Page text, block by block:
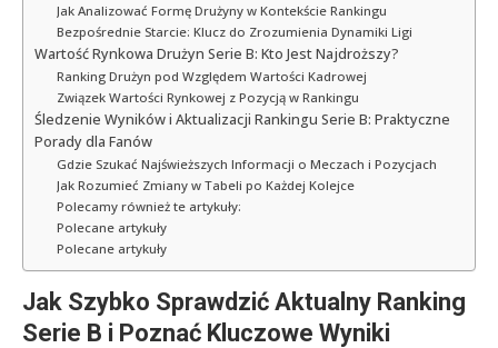
Jak Analizować Formę Drużyny w Kontekście Rankingu
Bezpośrednie Starcie: Klucz do Zrozumienia Dynamiki Ligi
Wartość Rynkowa Drużyn Serie B: Kto Jest Najdroższy?
Ranking Drużyn pod Względem Wartości Kadrowej
Związek Wartości Rynkowej z Pozycją w Rankingu
Śledzenie Wyników i Aktualizacji Rankingu Serie B: Praktyczne
Porady dla Fanów
Gdzie Szukać Najświeższych Informacji o Meczach i Pozycjach
Jak Rozumieć Zmiany w Tabeli po Każdej Kolejce
Polecamy również te artykuły:
Polecane artykuły
Polecane artykuły
Jak Szybko Sprawdzić Aktualny Ranking
Serie B i Poznać Kluczowe Wyniki